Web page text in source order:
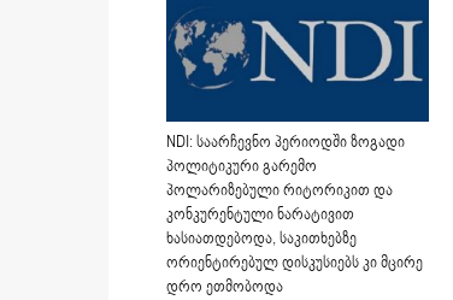
NDI: საარჩევნო პერიოდში ზოგადი
პოლიტიკური გარემო
პოლარიზებული რიტორიკით და
კონკურენტული ნარატივით
ხასიათდებოდა, საკითხებზე
ორიენტირებულ დისკუსიებს კი მცირე
დრო ეთმობოდა